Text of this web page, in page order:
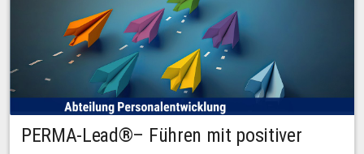
PERMA-Lead®– Führen mit positiver